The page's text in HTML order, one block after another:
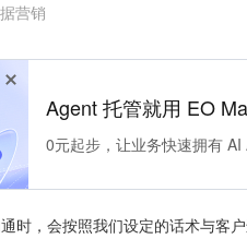
营销
Agent 托管就用 EO
0元起步，让业务快速拥有
时，会按照我们设定的话术与客